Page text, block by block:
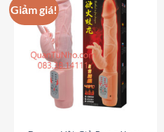
Giảm giá!